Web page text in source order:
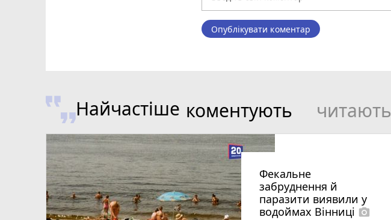
Опублікувати коментар
Найчастіше коментують читають
Фекальне
забруднення й
паразити виявили у
водоймах Вінниці photo_camera